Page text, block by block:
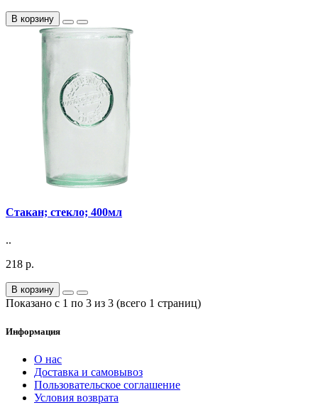
В корзину
Стакан; стекло; 400мл
..
218 р.
В корзину
Показано с 1 по 3 из 3 (всего 1 страниц)
Информация
О нас
Доставка и самовывоз
Пользовательское соглашение
Условия возврата